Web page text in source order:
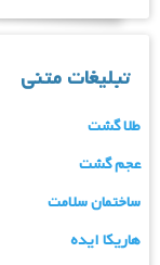
تبلیغات متنی
طلا گشت
عجم گشت
ساختمان سلامت
هاریکا ایده